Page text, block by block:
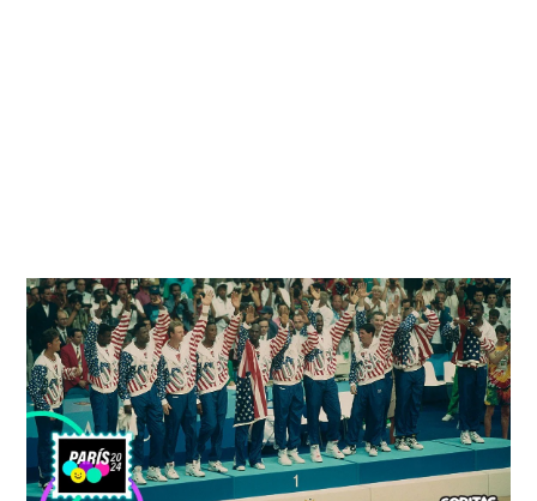
content